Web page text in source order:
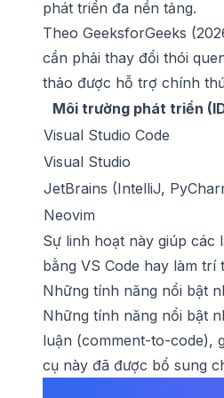
phát triển đa nền tảng.
Theo GeeksforGeeks
cần phải thay đổi thói
thảo được hỗ trợ chính
Môi trường phát triển
Visual Studio Code
Visual Studio
JetBrains (IntelliJ,
Neovim
Sự linh hoạt này giúp các
bằng VS Code hay làm
Những tính năng nổi bật
Những tính năng nổi bật
luận (comment-to-code),
cụ này đã được bổ sung